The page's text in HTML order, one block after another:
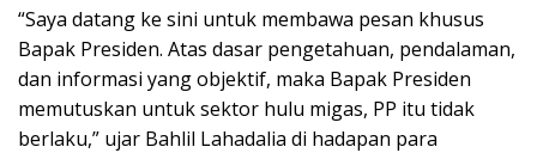
“Saya datang ke sini untuk membawa pesan khusus
Bapak Presiden. Atas dasar pengetahuan, pendalaman,
dan informasi yang objektif, maka Bapak Presiden
memutuskan untuk sektor hulu migas, PP itu tidak
berlaku,” ujar Bahlil Lahadalia di hadapan para